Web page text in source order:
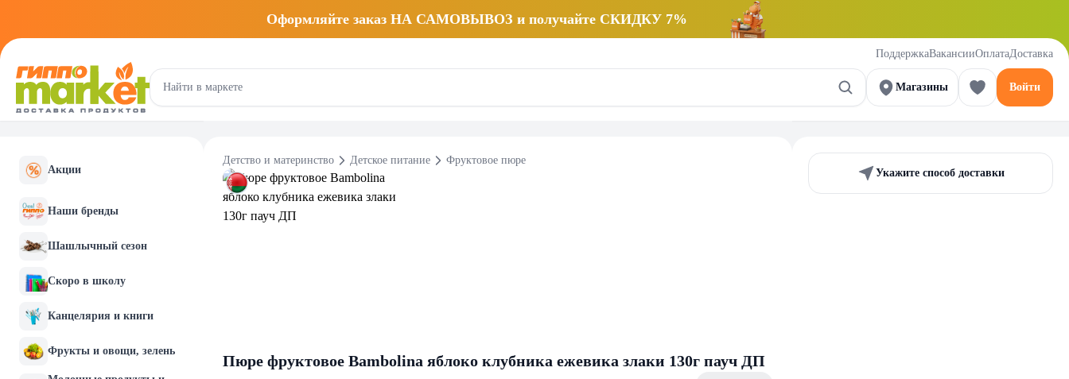
Оформляйте заказ НА САМОВЫВОЗ и получайте СКИДКУ 7%
ПоддержкаВакансииОплатаДоставка
Магазины Войти
Акции
Наши бренды
Шашлычный сезон
Скоро в школу
Канцелярия и книги
Фрукты и овощи, зелень
Детство и материнство Детское питание Фруктовое пюре
Пюре фруктовое Bambolina яблоко клубника ежевика злаки 130г пауч ДП
Укажите способ доставки